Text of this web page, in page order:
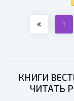
КНИГИ
ЧИТАТЬ
1